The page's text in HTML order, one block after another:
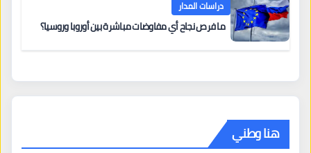
دراسات المدار
ما فرص نجاح أي مفاوضات مباشرة بين أوروبا وروسيا؟
هنا وطني